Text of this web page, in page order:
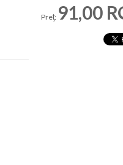
Preţ: 91,00